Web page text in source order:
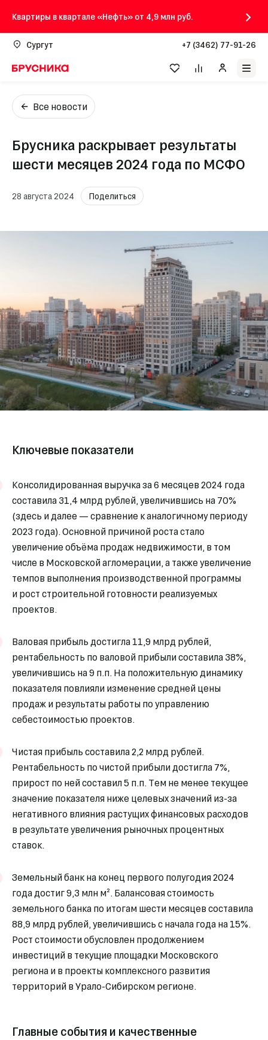
Квартиры в квартале «Нефть» от 4,9 млн руб.
Сургут +7 (3462) 77-91-26
Все новости
Брусника раскрывает результаты
шести месяцев 2024 года по МСФО
28 августа 2024 Поделиться
Ключевые показатели
Консолидированная выручка за 6 месяцев 2024 года
составила 31,4 млрд рублей, увеличившись на 70%
(здесь и далее — сравнение к аналогичному периоду
2023 года). Основной причиной роста стало
увеличение объёма продаж недвижимости, в том
числе в Московской агломерации, а также увеличение
темпов выполнения производственной программы
и рост строительной готовности реализуемых
проектов.
Валовая прибыль достигла 11,9 млрд рублей,
рентабельность по валовой прибыли составила 38%,
увеличившись на 9 п.п. На положительную динамику
показателя повлияли изменение средней цены
продаж и результаты работы по управлению
себестоимостью проектов.
Чистая прибыль составила 2,2 млрд рублей.
Рентабельность по чистой прибыли достигла 7%,
прирост по ней составил 5 п.п. Тем не менее текущее
значение показателя ниже целевых значений из-за
негативного влияния растущих финансовых расходов
в результате увеличения рыночных процентных
ставок.
Земельный банк на конец первого полугодия 2024
года достиг 9,3 млн м². Балансовая стоимость
земельного банка по итогам шести месяцев составила
88,9 млрд рублей, увеличившись с начала года на 15%.
Рост стоимости обусловлен продолжением
инвестиций в текущие площадки Московского
региона и в проекты комплексного развития
территорий в Урало-Сибирском регионе.
Главные события и качественные